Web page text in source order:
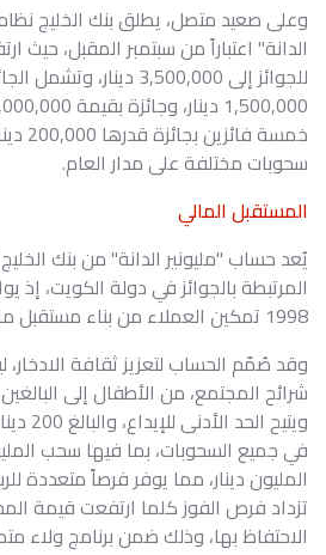
وعلى صعيد متصل، يطلق بنك الخليج
الدانة" اعتباراً من سبتمبر المقبل، حيث
للجوائز إلى 3,500,000
سحوبات مختلفة على مدار العام.
المستقبل المالي
يُعد حساب "مليونير الدانة" من بنك الخليج
المرتبطة بالجوائز في دولة الكويت، إذ
1998 تمكين العملاء من بناء مستقبل مالي أكثر استقراراً.
وقد صُمّم الحساب لتعزيز ثقافة الادخار،
شرائح المجتمع، من الأطفال إلى
ويتيح
في جميع السحوبات، بما فيها سحب
المليون دينار، مما يوفر فرصاً متعددة
تزداد فرص الفوز كلما ارتفعت قيمة
الاحتفاظ بها، وذلك ضمن برنامج ولاء